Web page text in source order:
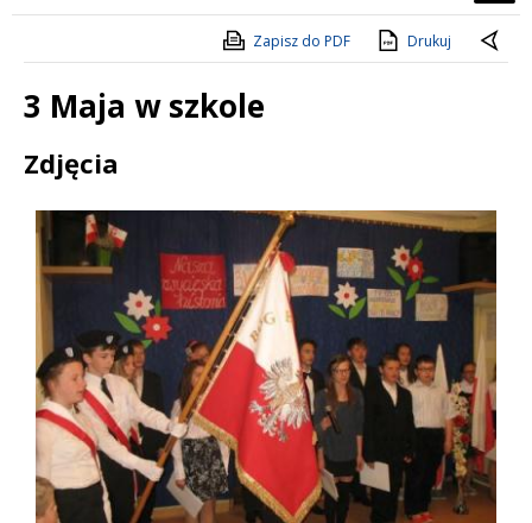
Zapisz do PDF Drukuj
3 Maja w szkole
Treść
Zdjęcia